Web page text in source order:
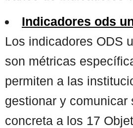
Indicadores ods
Los indicadores ODS
son métricas
permiten a las
gestionar y comunicar
concreta a los 17